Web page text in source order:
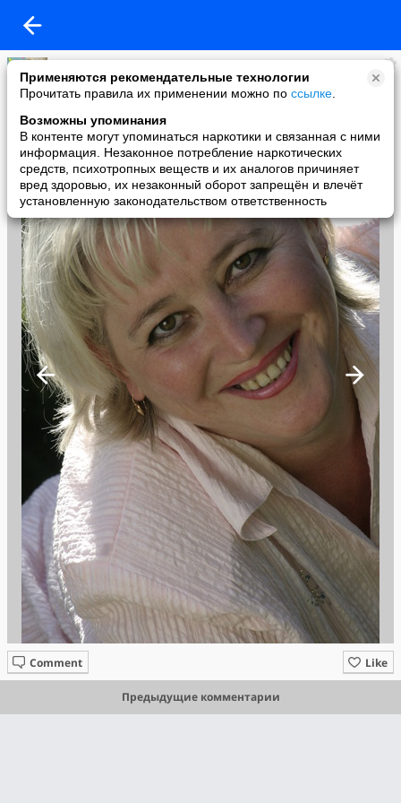
Применяются рекомендательные технологии
Прочитать правила их применении можно по ссылке
Возможны упоминания
В контенте могут упоминаться наркотики и связанная с ними
информация. Незаконное потребление наркотических
средств, психотропных веществ и их аналогов причиняет
вред здоровью, их незаконный оборот запрещён и влечёт
установленную законодательством ответственность
Валентина Спасская
added a photo
19 Nov в 21:19
Like
Comment
Предыдущие комментарии